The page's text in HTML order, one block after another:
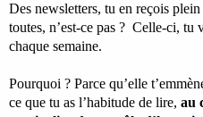
Des newsletters, tu en reçois
toutes, n’est-ce pas ? Celle-ci, tu
chaque semaine.
Pourquoi ? Parce qu’elle
ce que tu as l’habitude de lire, au